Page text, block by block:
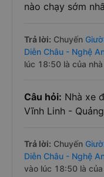
nào chạy sớm
Trả lời: Chuyến
Diễn Châu - Nghệ
lúc 18:50 là của
Câu hỏi: Nhà xe
Vĩnh Linh -
Trả lời: Chuyến
Diễn Châu - Nghệ
vào lúc 18:50 là